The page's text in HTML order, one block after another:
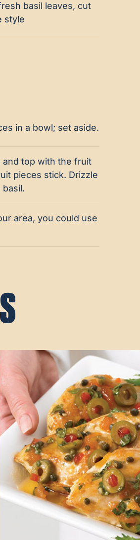
basil leaves, cut
style
in a bowl; set aside.
and top with the fruit
pieces stick. Drizzle
area, you could use